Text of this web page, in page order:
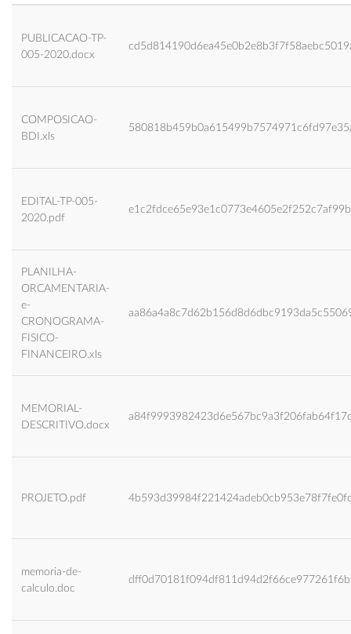
PUBLICACAO-TP-
005-2020.docx
COMPOSICAO-
BDI.xls
EDITAL-TP-005-
2020.pdf
PLANILHA-
ORCAMENTARIA-
e-
CRONOGRAMA-
FISICO-
FINANCEIRO.xls
MEMORIAL-
DESCRITIVO.docx
PROJETO.pdf
memoria-de-
calculo.doc